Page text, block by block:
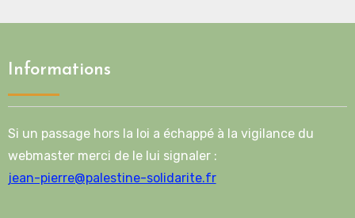
Informations
Si un passage hors la loi a échappé à la vigilance du
webmaster merci de le lui signaler :
jean-pierre@palestine-solidarite.fr